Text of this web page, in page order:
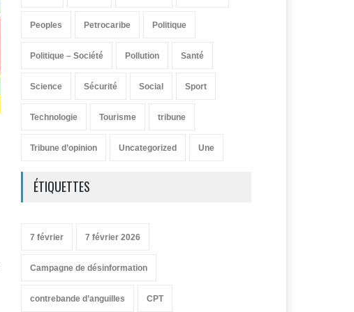
Peoples Petrocaribe Politique
Politique – Société Pollution Santé
Science Sécurité Social Sport
Technologie Tourisme tribune
Tribune d’opinion Uncategorized Une
ÉTIQUETTES
7 février 7 février 2026
Campagne de désinformation
contrebande d’anguilles CPT